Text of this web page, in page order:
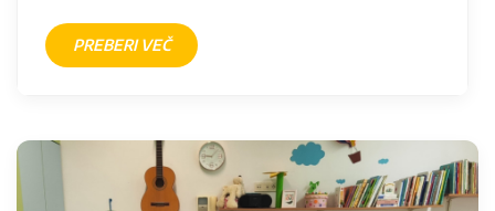
PREBERI VEČ